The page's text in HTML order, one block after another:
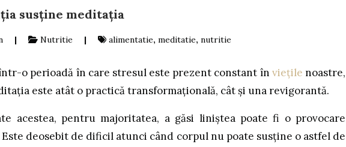
susține meditația
| Nutritie | alimentatie, meditatie, nutritie
o perioadă în care stresul este prezent constant în viețile noastre,
este atât o practică transformațională, cât și una revigorantă.
acestea, pentru majoritatea, a găsi liniștea poate fi o provocare
Este deosebit de dificil atunci când corpul nu poate susține o astfel de